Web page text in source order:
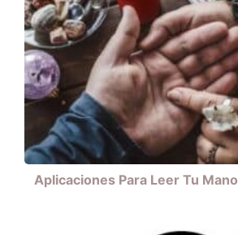
Aplicaciones Para Leer Tu Mano